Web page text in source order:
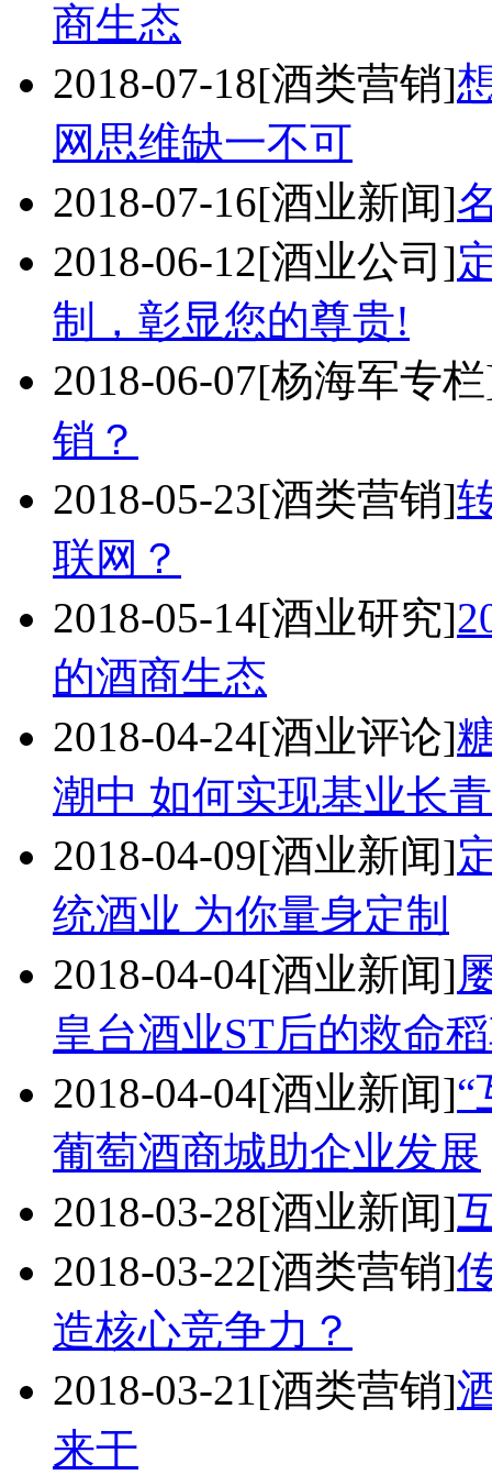
商生态
2018-07-18[酒类营销]
网思维缺一不可
2018-07-16[酒业新闻]
2018-06-12[酒业公司]
制，彰显您的尊贵!
2018-06-07[杨海军专
销？
2018-05-23[酒类营销]
联网？
2018-05-14[酒业研究]
的酒商生态
2018-04-24[酒业评论]
潮中 如何实现基业长
2018-04-09[酒业新闻]
统酒业 为你量身定制
2018-04-04[酒业新闻]
皇台酒业ST后的救命
2018-04-04[酒业新闻]“
葡萄酒商城助企业发展
2018-03-28[酒业新闻]
2018-03-22[酒类营销]
造核心竞争力？
2018-03-21[酒类营销]
来干